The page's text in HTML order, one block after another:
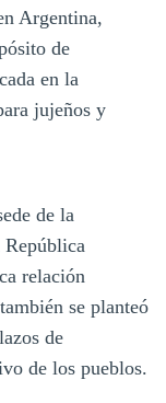
Argentina,
de
en la
jujeños y
de la
relación
se planteó
de
de los pueblos.